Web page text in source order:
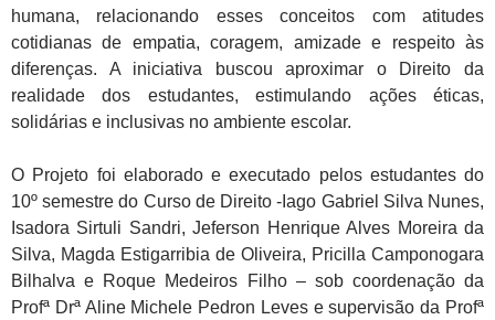
humana, relacionando esses conceitos com atitudes
cotidianas de empatia, coragem, amizade e respeito às
diferenças. A iniciativa buscou aproximar o Direito da
realidade dos estudantes, estimulando ações éticas,
solidárias e inclusivas no ambiente escolar.
O Projeto foi elaborado e executado pelos estudantes do
10º semestre do Curso de Direito -Iago Gabriel Silva Nunes,
Isadora Sirtuli Sandri, Jeferson Henrique Alves Moreira da
Silva, Magda Estigarribia de Oliveira, Pricilla Camponogara
Bilhalva e Roque Medeiros Filho – sob coordenação da
Profª Drª Aline Michele Pedron Leves e supervisão da Profª